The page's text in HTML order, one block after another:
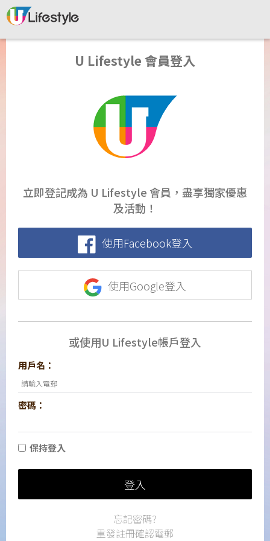
U Lifestyle 會員登入
立即登記成為 U Lifestyle 會員，盡享獨家優惠
及活動！
使用Facebook登入
使用Google登入
或使用U Lifestyle帳戶登入
用戶名：
密碼：
保持登入
登入
忘記密碼?
重發註冊確認電郵